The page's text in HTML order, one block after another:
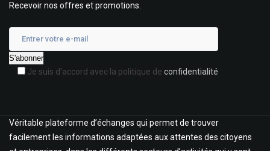
Recevoir nos offres et promotions.
Je suis d'accord avec la politique de confidentialité
Véritable plateforme d’échanges qui permet de trouver
facilement les informations adaptées aux attentes des citoyens